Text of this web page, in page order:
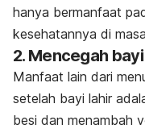
hanya bermanfaat
kesehatannya di
2. Mencegah
Manfaat lain dari
setelah bayi lahir
besi dan menambah